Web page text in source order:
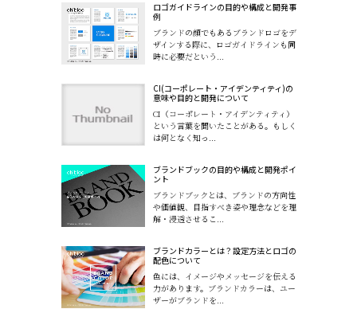
ロゴガイドラインの目的や構成と開発事
例
ブランドの顔でもあるブランドロゴをデ
ザインする際に、ロゴガイドラインも同
時に必要だという...
CI(コーポレート・アイデンティティ)の
意味や目的と開発について
CI（コーポレート・アイデンティティ）
という言葉を聞いたことがある。もしく
は何となく知っ...
ブランドブックの目的や構成と開発ポイ
ント
ブランドブックとは、ブランドの方向性
や価値観、目指すべき姿や理念などを理
解・浸透させるこ...
ブランドカラーとは？設定方法とロゴの
配色について
色には、イメージやメッセージを伝える
力があります。ブランドカラーは、ユー
ザーがブランドを...